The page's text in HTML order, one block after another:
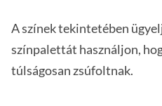
A színek tekintetében
színpalettát használjon,
túlságosan zsúfoltnak.